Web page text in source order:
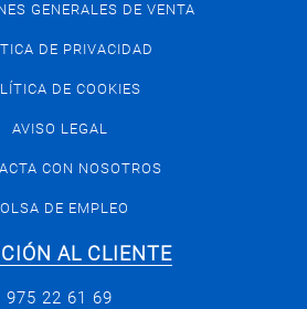
GENERALES DE VENTA
DE PRIVACIDAD
DE COOKIES
AVISO LEGAL
CON NOSOTROS
DE EMPLEO
AL CLIENTE
975 22 61 69